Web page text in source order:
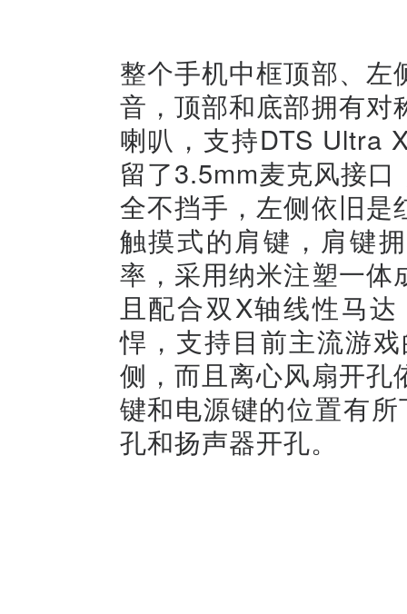
整个手机中框顶部、
音，顶部和底部拥有
喇叭，支持DTS Ultra
留了3.5mm麦克风接
全不挡手，左侧依旧
触摸式的肩键，肩键
率，采用纳米注塑一
且配合双X轴线性马
悍，支持目前主流游
侧，而且离心风扇开
键和电源键的位置有
孔和扬声器开孔。